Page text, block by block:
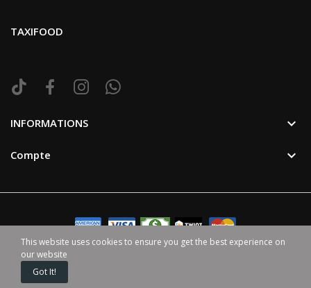
TAXIFOOD
INFORMATIONS 
Compte 
©2024 TaxiFood. Tous Droit Reservé. | Avec ♥ par
This website uses cookies to ensure you get the best experience on
our website
Got It!